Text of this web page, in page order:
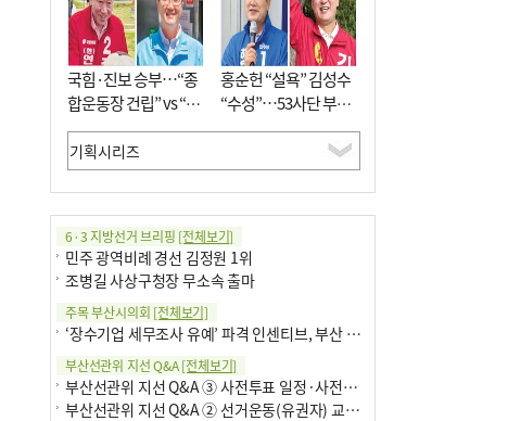
국힘·진보 승부…“종
합운동장 건립” vs “출
근 공공버스 도입”
홍순헌 “설욕” 김성수
“수성”…53사단 부지
개발엔 한 목소리
6·3 지방선거 브리핑 [전체보기]
민주 광역비례 경선 김정원 1위
조병길 사상구청장 무소속 출마
주목 부산시의회 [전체보기]
‘장수기업 세무조사 유예’ 파격 인센티브, 부산 유출 막을까
부산선관위 지선 Q&A[전체보기]
부산선관위 지선 Q&A ③ 사전투표 일정·사전투표함 보관
부산선관위 지선 Q&A ② 선거운동(유권자) 교육감투표용지